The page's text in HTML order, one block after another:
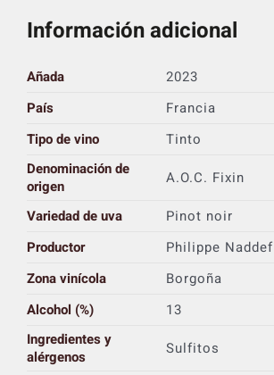
Información adicional
Añada
2023
País
Francia
Tipo de vino
Tinto
Denominación de
origen
A.O.C. Fixin
Variedad de uva
Pinot noir
Productor
Philippe Naddef
Zona vinícola
Borgoña
Alcohol (%)
13
Ingredientes y
alérgenos
Sulfitos